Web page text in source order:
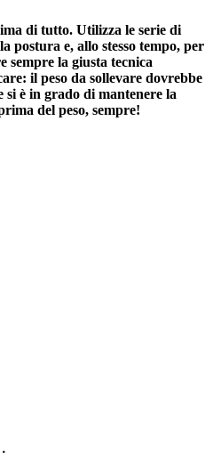
di tutto. Utilizza le serie di
postura e, allo stesso tempo, per
sempre la giusta tecnica
il peso da sollevare dovrebbe
si è in grado di mantenere la
del peso, sempre!